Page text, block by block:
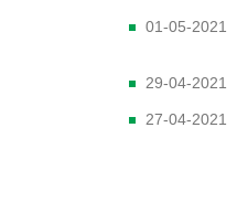
01-05-2021
29-04-2021
27-04-2021